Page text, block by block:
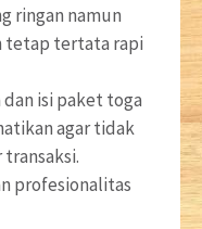
ringan namun
tetap tertata rapi
isi paket toga
agar tidak
profesionalitas